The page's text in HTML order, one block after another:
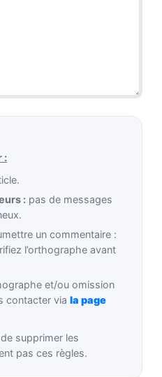
:
: pas de messages
un commentaire :
l’orthographe avant
et/ou omission
contacter viala page
supprimer les
pas ces règles.